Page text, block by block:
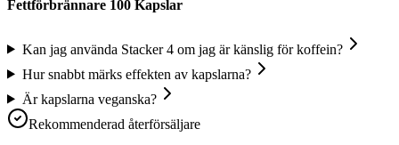
Fettförbrännare 100 Kapslar
Kan jag använda Stacker 4 om jag är känslig för koffein?
Hur snabbt märks effekten av kapslarna?
Är kapslarna veganska?
Rekommenderad återförsäljare